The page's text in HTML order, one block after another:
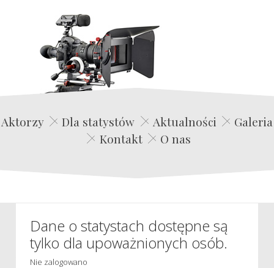
Edwin Film Agencja Aktorska
Aktorzy Dla statystów Aktualności
Galeria
Kontakt
O nas
Dane o statystach dostępne są
tylko dla upoważnionych osób.
Nie zalogowano